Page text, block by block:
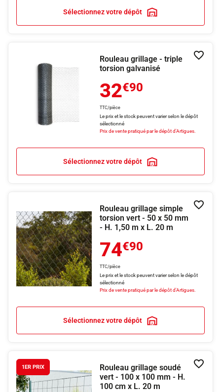
Sélectionnez votre dépôt
Rouleau grillage - triple
torsion galvanisé
32€90
TTC/pièce
Le prix et le stock peuvent varier selon le dépôt
sélectionné
Prix de vente pratiqué par le dépôt d'Artigues.
Sélectionnez votre dépôt
Rouleau grillage simple
torsion vert - 50 x 50 mm
- H. 1,50 m x L. 20 m
74€90
TTC/pièce
Le prix et le stock peuvent varier selon le dépôt
sélectionné
Prix de vente pratiqué par le dépôt d'Artigues.
Sélectionnez votre dépôt
1ER PRIX
Rouleau grillage soudé
vert - 100 x 100 mm - H.
100 cm x L. 20 m